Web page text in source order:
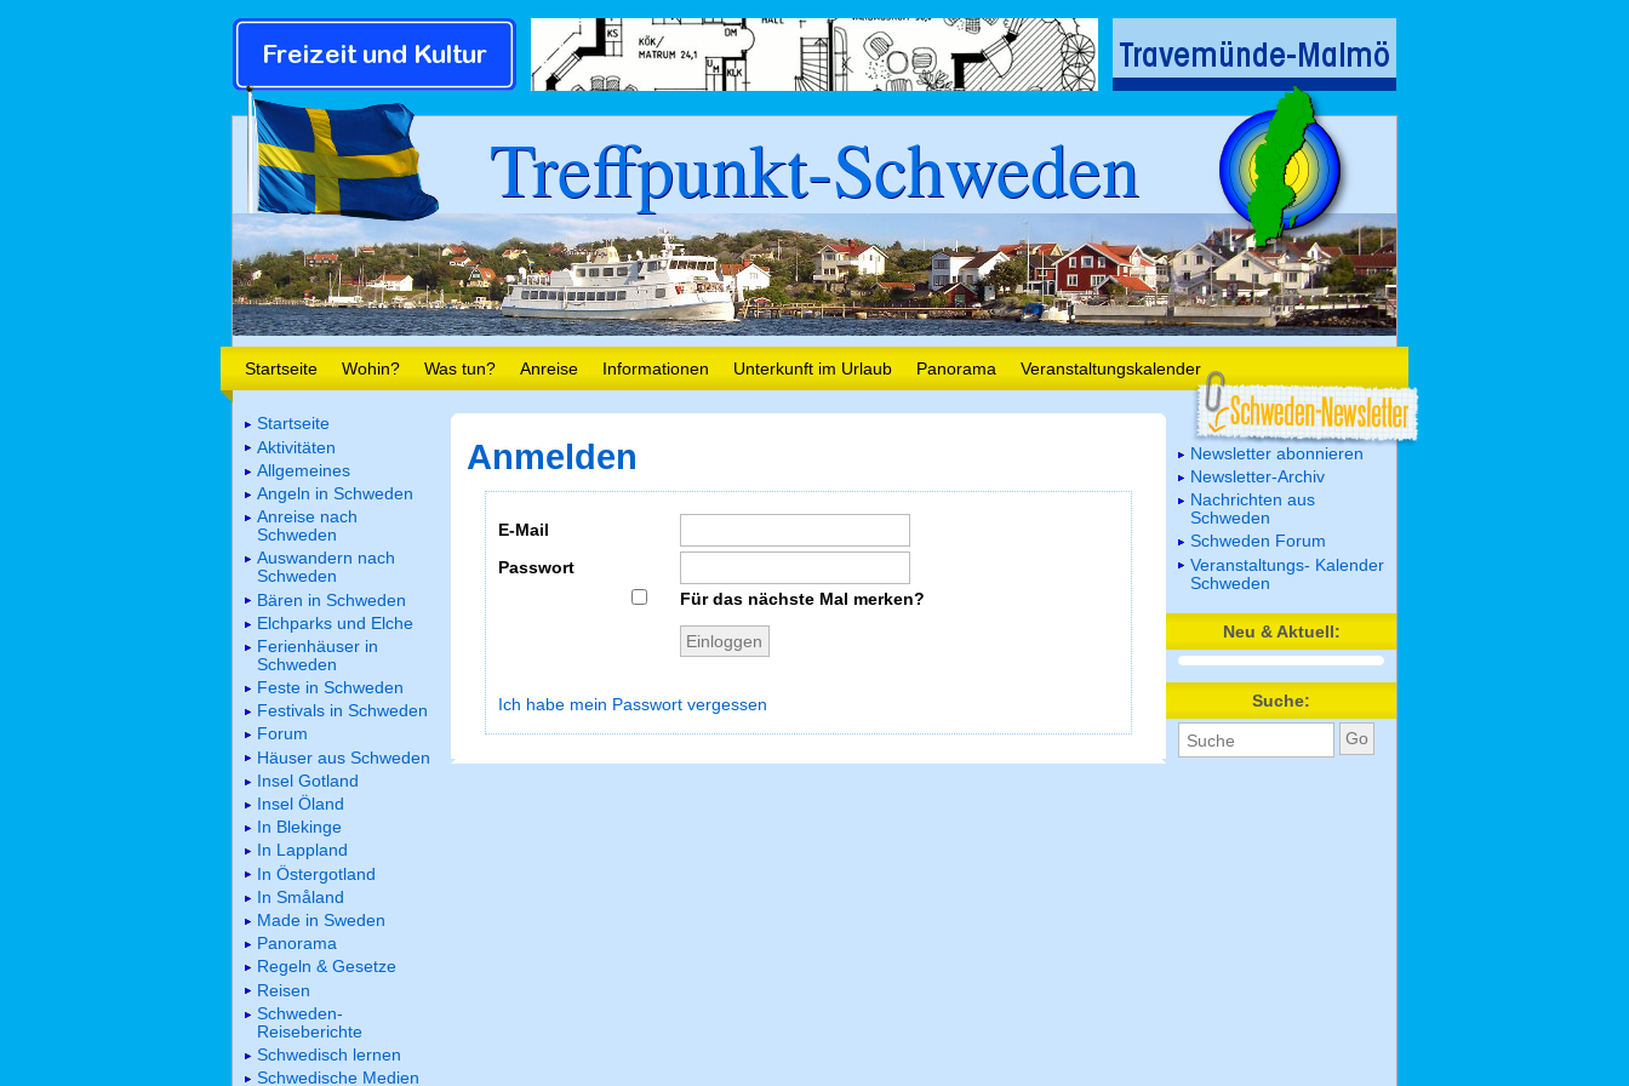
Treffpunkt-Schweden
Startseite Wohin? Was tun? Anreise Informationen Unterkunft im Urlaub Panorama Veranstaltungskalender
Anmelden
E-Mail
Passwort
Für das nächste Mal merken?
Ich habe mein Passwort vergessen
Startseite
Aktivitäten
Allgemeines
Angeln in Schweden
Anreise nach
Schweden
Auswandern nach
Schweden
Bären in Schweden
Elchparks und Elche
Ferienhäuser in
Schweden
Feste in Schweden
Festivals in Schweden
Forum
Häuser aus Schweden
Insel Gotland
Insel Öland
In Blekinge
In Lappland
In Östergotland
In Småland
Made in Sweden
Panorama
Regeln & Gesetze
Reisen
Schweden-
Reiseberichte
Schwedisch lernen
Schwedische Medien
Newsletter abonnieren
Newsletter-Archiv
Nachrichten aus
Schweden
Schweden Forum
Veranstaltungs- Kalender
Schweden
Neu & Aktuell:
Suche: